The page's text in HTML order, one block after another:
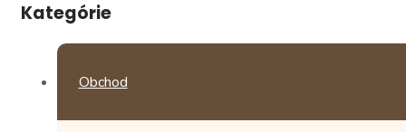
Kategórie
Obchod